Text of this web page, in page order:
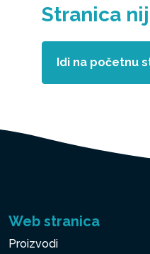
Stranica
Idi na početnu
Web stranica
Proizvodi